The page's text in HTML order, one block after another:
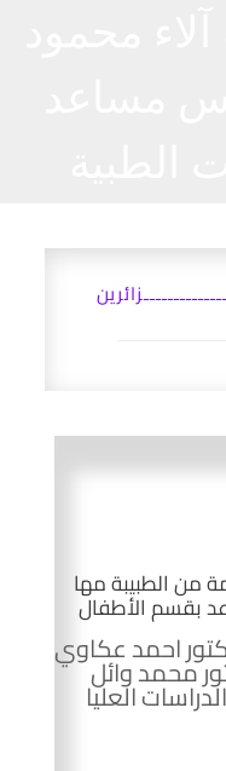
من الطبيبة مها
بقسم الأطفال
احمد عكاوي
محمد وائل
العليا